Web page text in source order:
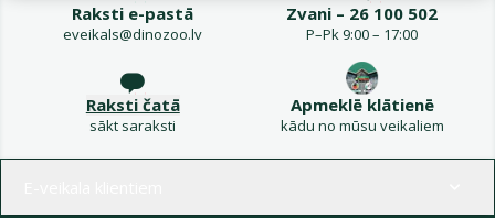
Raksti e-pastā
eveikals@dinozoo.lv
Zvani – 26 100 502
P–Pk 9:00 – 17:00
Raksti čatā
sākt saraksti
Apmeklē klātienē
kādu no mūsu veikaliem